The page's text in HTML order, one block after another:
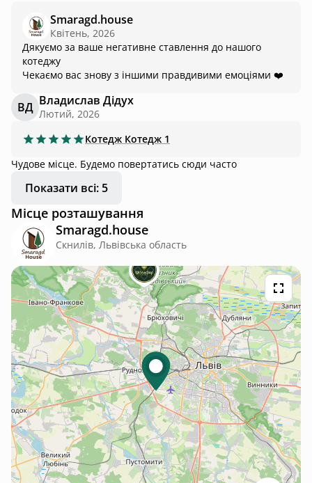
на опис.Smaragd.house
Квітень, 2026
Дякуємо за ваше негативне ставлення до нашого
котеджу
Чекаємо вас знову з іншими правдивими емоціями ❤️
ВД Владислав Дідух
Лютий, 2026
Котедж Котедж 1
Чудове місце. Будемо повертатись сюди часто
Показати всі: 5
Місце розташування
Smaragd.house
Скнилів, Львівська область